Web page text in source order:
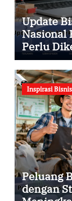
Update
Nasional
Perlu
Inspirasi Bisnis
Peluang
dengan